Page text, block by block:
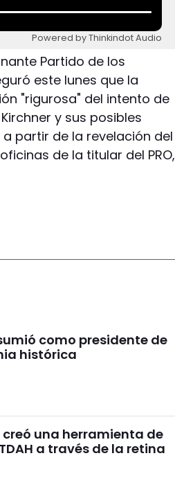
Powered by Thinkindot Audio
Partido de los
este lunes que la
"rigurosa" del intento de
y sus posibles
partir de la revelación del
de la titular del PRO,
como presidente de
histórica
una herramienta de
a través de la retina